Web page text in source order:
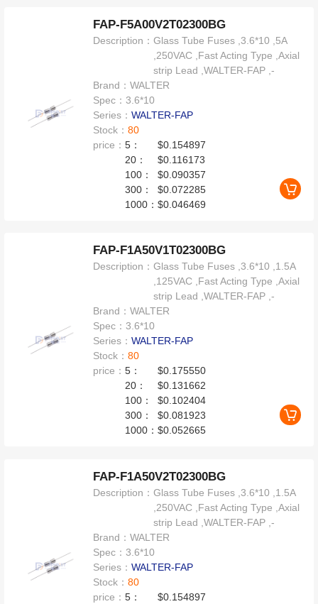
FAP-F5A00V2T02300BG
Description：Glass Tube Fuses ,3.6*10 ,5A
,250VAC ,Fast Acting Type ,Axial
strip Lead ,WALTER-FAP ,-
Brand：WALTER
Spec：3.6*10
Series：WALTER-FAP
Stock：80
price：5：
$0.154897
20：
$0.116173
100：
$0.090357
300：
$0.072285
1000：$0.046469
FAP-F1A50V1T02300BG
Description：Glass Tube Fuses ,3.6*10 ,1.5A
,125VAC ,Fast Acting Type ,Axial
strip Lead ,WALTER-FAP ,-
Brand：WALTER
Spec：3.6*10
Series：WALTER-FAP
Stock：80
price：5：
$0.175550
20：
$0.131662
100：
$0.102404
300：
$0.081923
1000：$0.052665
FAP-F1A50V2T02300BG
Description：Glass Tube Fuses ,3.6*10 ,1.5A
,250VAC ,Fast Acting Type ,Axial
strip Lead ,WALTER-FAP ,-
Brand：WALTER
Spec：3.6*10
Series：WALTER-FAP
Stock：80
price：5：
$0.154897